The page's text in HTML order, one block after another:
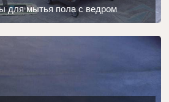
для мытья пола с ведром